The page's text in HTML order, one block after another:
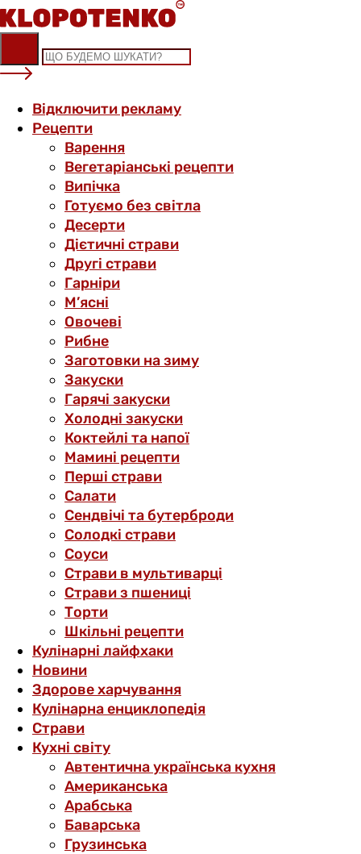
Skip
to
content
Відключити рекламу
Рецепти
Варення
Вегетаріанські рецепти
Випічка
Готуємо без світла
Десерти
Дієтичні страви
Другі страви
Гарніри
М’ясні
Овочеві
Рибне
Заготовки на зиму
Закуски
Гарячі закуски
Холодні закуски
Коктейлі та напої
Мамині рецепти
Перші страви
Салати
Сендвічі та бутерброди
Солодкі страви
Соуси
Страви в мультиварці
Страви з пшениці
Торти
Шкільні рецепти
Кулінарні лайфхаки
Новини
Здорове харчування
Кулінарна енциклопедія
Страви
Кухні світу
Автентична українська кухня
Американська
Арабська
Баварська
Грузинська